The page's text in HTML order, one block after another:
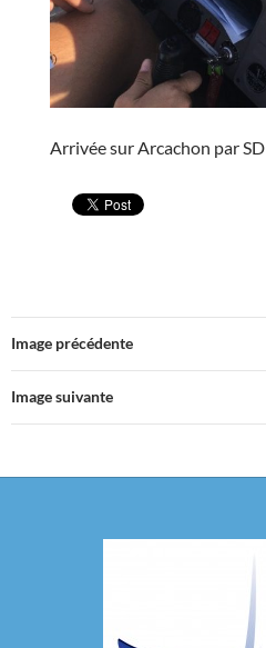
Arrivée sur Arcachon par SD
Image précédente
Image suivante